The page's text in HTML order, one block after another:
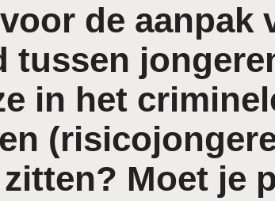
de aanpak
tussen
in het
Moet je